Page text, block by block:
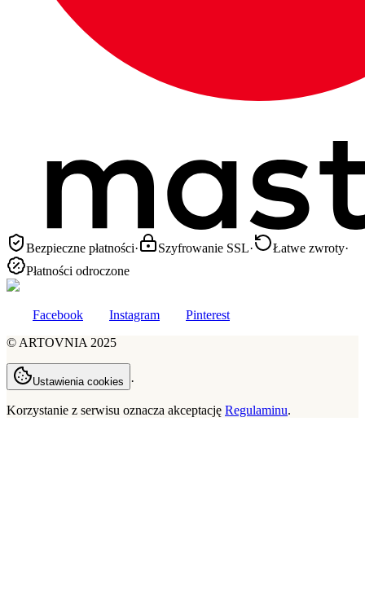
Bezpieczne płatności· Szyfrowanie SSL· Łatwe zwroty·
Płatności odroczone
Facebook Instagram
Pinterest
© ARTOVNIA 2025
Ustawienia cookies ·
Korzystanie z serwisu oznacza akceptację Regulaminu.